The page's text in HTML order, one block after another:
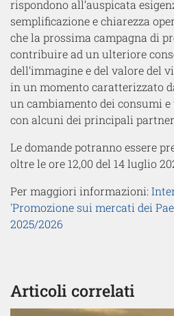
rispondono all’auspicata
semplificazione e chiarezza
che la prossima campagna di
contribuire ad un ulteriore
dell’immagine e del valore del
in un momento caratterizzato
un cambiamento dei consumi
con alcuni dei principali
Le domande potranno essere
oltre le ore 12,00 del 14 luglio
Per maggiori informazioni:
'Promozione sui mercati dei
2025/2026
Articoli correlati